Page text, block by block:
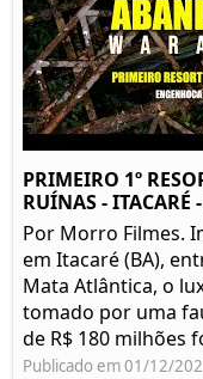
PRIMEIRO 1º
RUÍNAS - ITACARÉ
Por Morro Filmes.
em Itacaré (BA),
Mata Atlântica, o
tomado por uma
de R$ 180 milhões
Publicado em 01/12/